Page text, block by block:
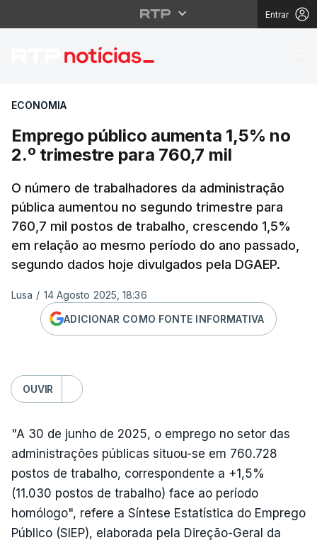
Entrar
Emprego público
ECONOMIA
Emprego público aumenta 1,5% no
2.º trimestre para 760,7 mil
O número de trabalhadores da administração
pública aumentou no segundo trimestre para
760,7 mil postos de trabalho, crescendo 1,5%
em relação ao mesmo período do ano passado,
segundo dados hoje divulgados pela DGAEP.
Lusa / 14 Agosto 2025, 18:36
ADICIONAR COMO FONTE INFORMATIVA
OUVIR
"A 30 de junho de 2025, o emprego no setor das
administrações públicas situou-se em 760.728
postos de trabalho, correspondente a +1,5%
(11.030 postos de trabalho) face ao período
homólogo", refere a Síntese Estatística do Emprego
Público (SIEP), elaborada pela Direção-Geral da